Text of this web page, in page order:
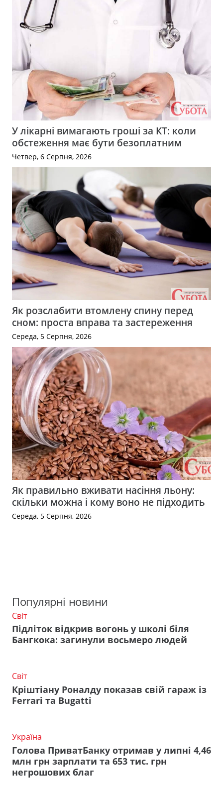
У лікарні вимагають гроші за КТ: коли
обстеження має бути безоплатним
Четвер, 6 Серпня, 2026
Як розслабити втомлену спину перед
сном: проста вправа та застереження
Середа, 5 Серпня, 2026
Як правильно вживати насіння льону:
скільки можна і кому воно не підходить
Середа, 5 Серпня, 2026
Популярні новини
Світ
Підліток відкрив вогонь у школі біля
Бангкока: загинули восьмеро людей
Світ
Кріштіану Роналду показав свій гараж із
Ferrari та Bugatti
Україна
Голова ПриватБанку отримав у липні 4,46
млн грн зарплати та 653 тис. грн
негрошових благ